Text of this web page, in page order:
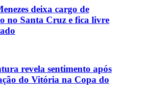
deixa cargo de
no Santa Cruz e fica livre
revela sentimento após
do Vitória na Copa do